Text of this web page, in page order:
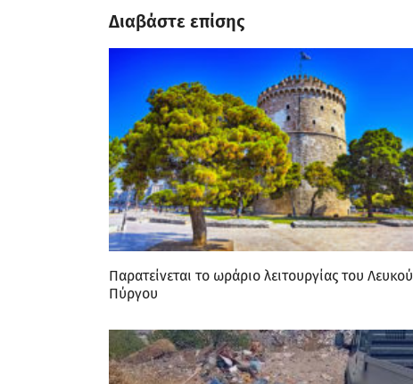
Διαβάστε επίσης
Παρατείνεται το ωράριο λειτουργίας του Λευκού
Πύργου